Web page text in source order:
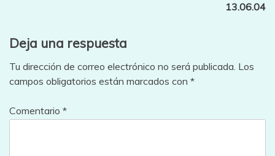
13.06.04
Deja una respuesta
Tu dirección de correo electrónico no será publicada. Los
campos obligatorios están marcados con *
Comentario *